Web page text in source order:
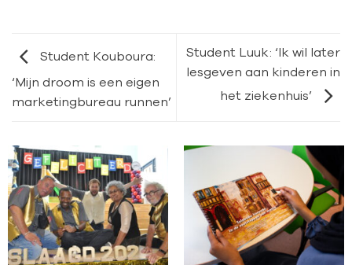
Student Kouboura:
‘Mijn droom is een eigen
marketingbureau runnen’
Student Luuk: ‘Ik wil later
lesgeven aan kinderen in
het ziekenhuis’